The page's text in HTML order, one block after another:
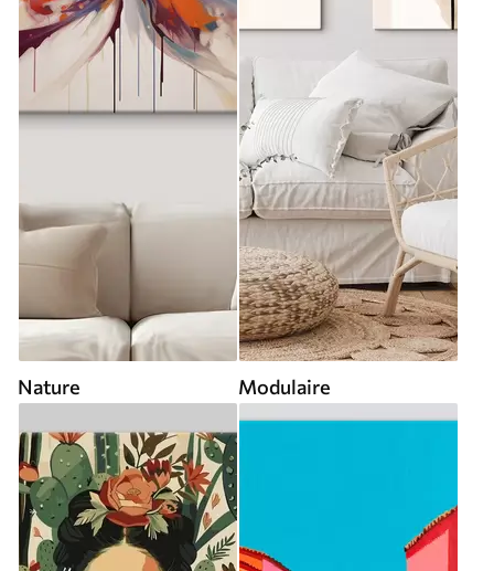
Nature Modulaire